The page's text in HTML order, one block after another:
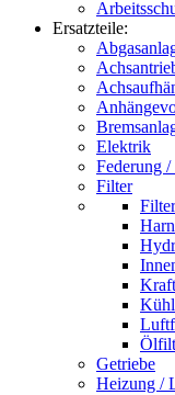
Ersatzteile:
Elektrik
Federung
Filter
Getriebe
Heizung /